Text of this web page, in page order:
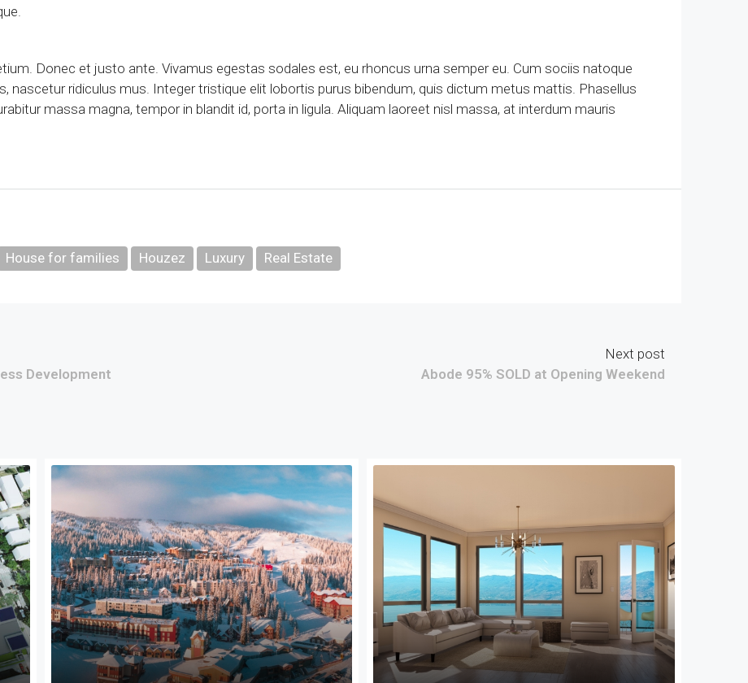
Donec et justo ante. Vivamus egestas sodales est, eu rhoncus urna semper eu. Cum sociis natoque
nascetur ridiculus mus. Integer tristique elit lobortis purus bibendum, quis dictum metus mattis. Phasellus
massa magna, tempor in blandit id, porta in ligula. Aliquam laoreet nisl massa, at interdum mauris
House for families Houzez Luxury Real Estate
Development
Next post
Abode 95% SOLD at Opening Weekend